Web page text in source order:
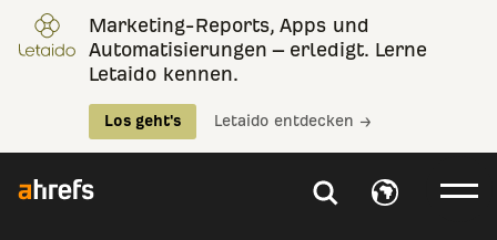
Marketing-Reports, Apps und
Automatisierungen – erledigt. Lerne
Letaido kennen.
Los geht's Letaido entdecken →